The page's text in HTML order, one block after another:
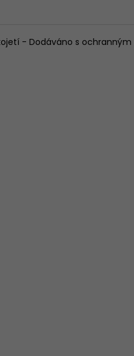
- Dodáváno s